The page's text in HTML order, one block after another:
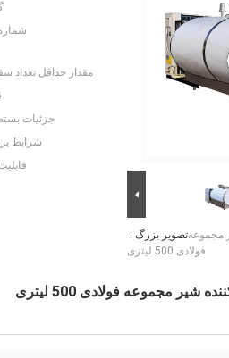
تصویر بزرگ :مجموعه
فولادی 500 لیتری
مقدار حداقل تعداد
جزئیات
شرایط
مجموعه فولادی 500 لیتری